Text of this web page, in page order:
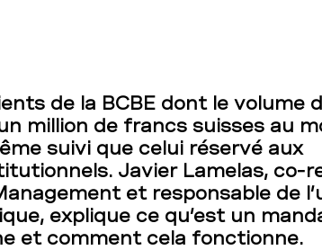
de la BCBE dont le volume
million de francs suisses au
suivi que celui réservé aux
Javier Lamelas, co-
et responsable de
explique ce qu’est un
et comment cela fonctionne.